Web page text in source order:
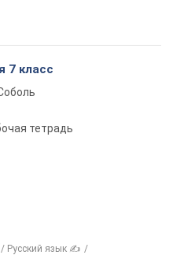
7 класс
тетрадь
Русский язык ✍